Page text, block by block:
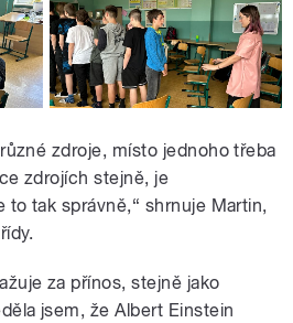
zdroje, místo jednoho třeba
zdrojích stejně, je
to tak správně,“ shrnuje Martin,
za přínos, stejně jako
jsem, že Albert Einstein